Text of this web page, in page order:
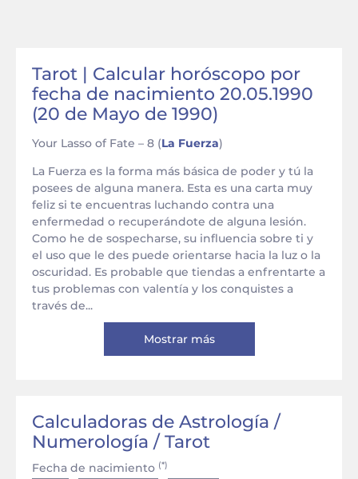
Tarot | Calcular horóscopo por
fecha de nacimiento 20.05.1990
(20 de Mayo de 1990)
Your Lasso of Fate – 8 (La Fuerza)
La Fuerza es la forma más básica de poder y tú la
posees de alguna manera. Esta es una carta muy
feliz si te encuentras luchando contra una
enfermedad o recuperándote de alguna lesión.
Como he de sospecharse, su influencia sobre ti y
el uso que le des puede orientarse hacia la luz o la
oscuridad. Es probable que tiendas a enfrentarte a
tus problemas con valentía y los conquistes a
través de...
Mostrar más
Calculadoras de Astrología /
Numerología / Tarot
Fecha de nacimiento (*)